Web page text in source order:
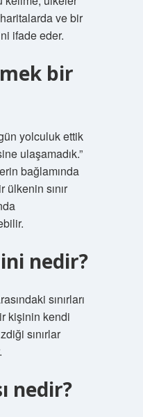
haritalarda ve bir
ifade eder.
bir
gün yolculuk ettik
ulaşamadık.”
bağlamında
ülkenin sınır
nedir?
sınırları
kişinin kendi
sınırlar
nedir?